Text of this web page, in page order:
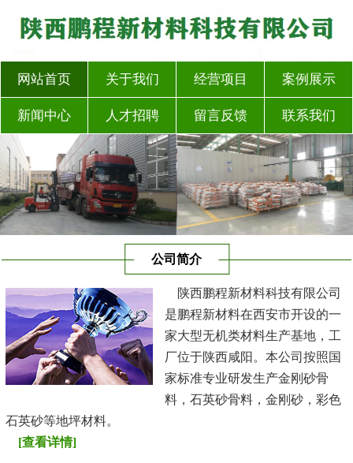
网站首页 关于我们 经营项目 案例展示
新闻中心 人才招聘 留言反馈 联系我们
公司简介
陕西鹏程新材料科技有限公司
是鹏程新材料在西安市开设的一
家大型无机类材料生产基地，工
厂位于陕西咸阳。本公司按照国
家标准专业研发生产金刚砂骨
料，石英砂骨料，金刚砂，彩色
石英砂等地坪材料。
[查看详情]